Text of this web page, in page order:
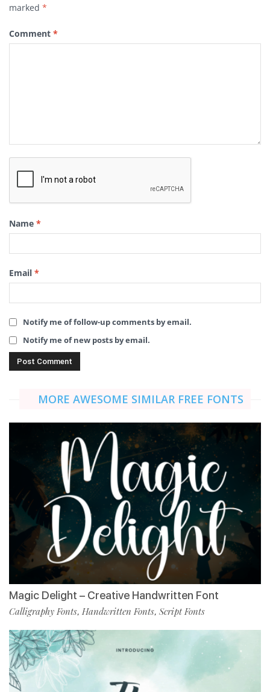
marked *
Comment *
Name *
Email *
Notify me of follow-up comments by email.
Notify me of new posts by email.
MORE AWESOME SIMILAR FREE FONTS
Magic Delight – Creative Handwritten Font
Calligraphy Fonts, Handwritten Fonts, Script Fonts